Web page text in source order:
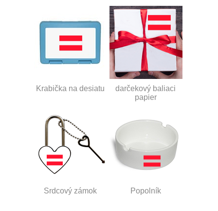
Krabička na desiatu
darčekový baliaci
papier
Srdcový zámok Popolník